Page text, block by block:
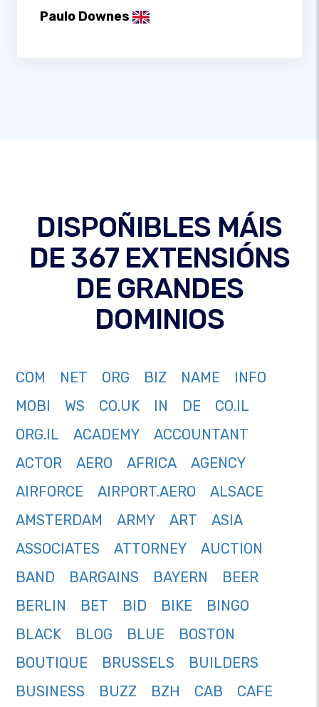
Paulo Downes
DISPOÑIBLES MÁIS
DE 367 EXTENSIÓNS
DE GRANDES
DOMINIOS
COM NET ORG BIZ NAME
INFO
MOBI
WS CO.UK IN DE
CO.IL
ORG.IL
ACADEMY
ACCOUNTANT
ACTOR
AERO AFRICA
AGENCY
AIRFORCE
AIRPORT.AERO
ALSACE
AMSTERDAM
ARMY ART
ASIA
ASSOCIATES
ATTORNEY
AUCTION
BAND
BARGAINS BAYERN
BEER
BERLIN
BET BID BIKE
BINGO
BLACK
BLOG BLUE
BOSTON
BOUTIQUE
BRUSSELS
BUILDERS
BUSINESS
BUZZ BZH CAB
CAFE